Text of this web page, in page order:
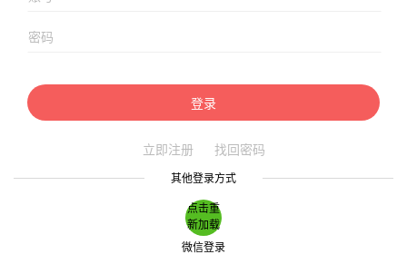
登录
立即注册 找回密码
其他登录方式
点击重
新加载
微信登录